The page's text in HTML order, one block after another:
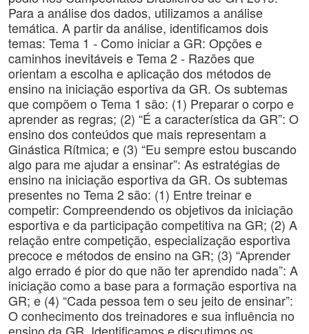
Para a análise dos dados, utilizamos a análise
temática. A partir da análise, identificamos dois
temas: Tema 1 - Como iniciar a GR: Opções e
caminhos inevitáveis e Tema 2 - Razões que
orientam a escolha e aplicação dos métodos de
ensino na iniciação esportiva da GR. Os subtemas
que compõem o Tema 1 são: (1) Preparar o corpo e
aprender as regras; (2) “É a característica da GR”: O
ensino dos conteúdos que mais representam a
Ginástica Rítmica; e (3) “Eu sempre estou buscando
algo para me ajudar a ensinar”: As estratégias de
ensino na iniciação esportiva da GR. Os subtemas
presentes no Tema 2 são: (1) Entre treinar e
competir: Compreendendo os objetivos da iniciação
esportiva e da participação competitiva na GR; (2) A
relação entre competição, especialização esportiva
precoce e métodos de ensino na GR; (3) “Aprender
algo errado é pior do que não ter aprendido nada”: A
iniciação como a base para a formação esportiva na
GR; e (4) “Cada pessoa tem o seu jeito de ensinar”:
O conhecimento dos treinadores e sua influência no